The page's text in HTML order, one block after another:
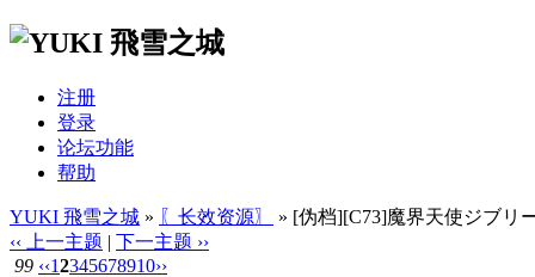
注册
登录
论坛功能
帮助
YUKI 飛雪之城 » 〖长效资源〗
» [伪档][C73]魔界天使ジブリ
‹‹ 上一主题 | 下一主题 ››
99 ‹‹12345678910››